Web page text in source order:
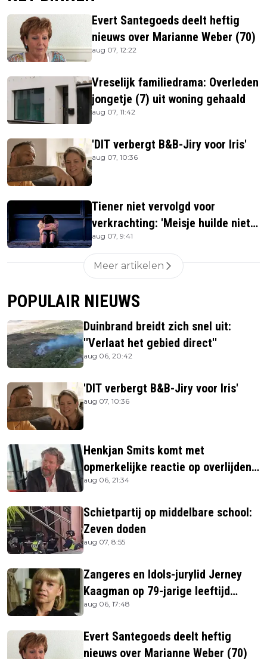
Evert Santegoeds deelt heftig
nieuws over Marianne Weber (70)
aug 07, 12:22
Vreselijk familiedrama: Overleden
jongetje (7) uit woning gehaald
aug 07, 11:42
'DIT verbergt B&B-Jiry voor Iris'
aug 07, 10:36
Tiener niet vervolgd voor
verkrachting: 'Meisje huilde niet
hard genoeg'
aug 07, 9:41
Meer artikelen
POPULAIR NIEUWS
Duinbrand breidt zich snel uit:
''Verlaat het gebied direct''
aug 06, 20:42
'DIT verbergt B&B-Jiry voor Iris'
aug 07, 10:36
Henkjan Smits komt met
opmerkelijke reactie op overlijden
Jerney Kaagman
aug 06, 21:34
Schietpartij op middelbare school:
Zeven doden
aug 07, 8:55
Zangeres en Idols-jurylid Jerney
Kaagman op 79-jarige leeftijd
overleden
aug 06, 17:48
Evert Santegoeds deelt heftig
nieuws over Marianne Weber (70)